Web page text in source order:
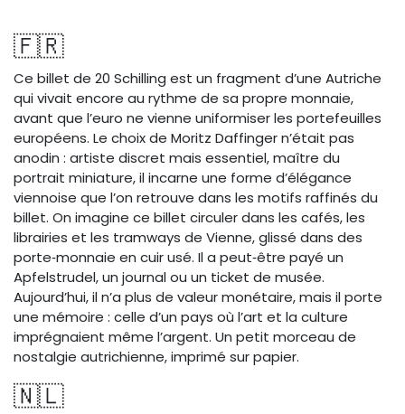
🇫🇷
Ce billet de 20 Schilling est un fragment d’une Autriche
qui vivait encore au rythme de sa propre monnaie,
avant que l’euro ne vienne uniformiser les portefeuilles
européens. Le choix de Moritz Daffinger n’était pas
anodin : artiste discret mais essentiel, maître du
portrait miniature, il incarne une forme d’élégance
viennoise que l’on retrouve dans les motifs raffinés du
billet. On imagine ce billet circuler dans les cafés, les
librairies et les tramways de Vienne, glissé dans des
porte‑monnaie en cuir usé. Il a peut‑être payé un
Apfelstrudel, un journal ou un ticket de musée.
Aujourd’hui, il n’a plus de valeur monétaire, mais il porte
une mémoire : celle d’un pays où l’art et la culture
imprégnaient même l’argent. Un petit morceau de
nostalgie autrichienne, imprimé sur papier.
🇳🇱